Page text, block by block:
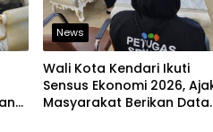
News
Wali Kota Kendari Ikuti
Sensus Ekonomi 2026,
Masyarakat Berikan Data